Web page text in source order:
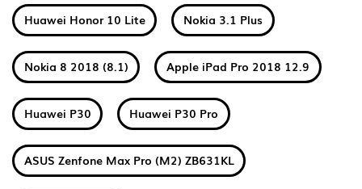
Huawei Honor 10 Lite Nokia 3.1 Plus
Nokia 8 2018 (8.1) Apple iPad Pro 2018 12.9
Huawei P30 Huawei P30 Pro
ASUS Zenfone Max Pro (M2) ZB631KL